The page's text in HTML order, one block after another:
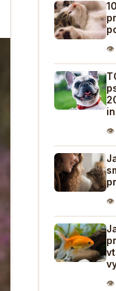
👁
👁
👁
👁